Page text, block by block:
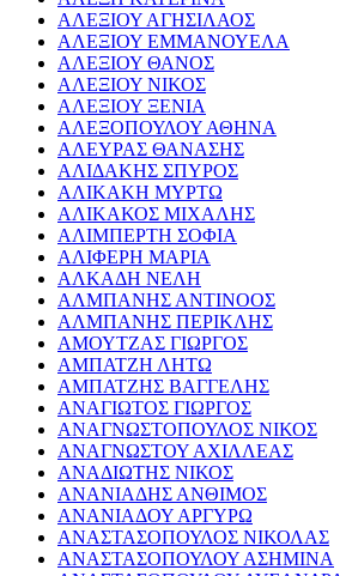
ΑΛΕΞΙΟΥ ΑΓΗΣΙΛΑΟΣ
ΑΛΕΞΙΟΥ ΕΜΜΑΝΟΥΕΛΑ
ΑΛΕΞΙΟΥ ΘΑΝΟΣ
ΑΛΕΞΙΟΥ ΝΙΚΟΣ
ΑΛΕΞΙΟΥ ΞΕΝΙΑ
ΑΛΕΞΟΠΟΥΛΟΥ ΑΘΗΝΑ
ΑΛΕΥΡΑΣ ΘΑΝΑΣΗΣ
ΑΛΙΔΑΚΗΣ ΣΠΥΡΟΣ
ΑΛΙΚΑΚΗ ΜΥΡΤΩ
ΑΛΙΚΑΚΟΣ ΜΙΧΑΛΗΣ
ΑΛΙΜΠΕΡΤΗ ΣΟΦΙΑ
ΑΛΙΦΕΡΗ ΜΑΡΙΑ
ΑΛΚΑΔΗ ΝΕΛΗ
ΑΛΜΠΑΝΗΣ ΑΝΤΙΝΟΟΣ
ΑΛΜΠΑΝΗΣ ΠΕΡΙΚΛΗΣ
ΑΜΟΥΤΖΑΣ ΓΙΩΡΓΟΣ
ΑΜΠΑΤΖΗ ΛΗΤΩ
ΑΜΠΑΤΖΗΣ ΒΑΓΓΕΛΗΣ
ΑΝΑΓΙΩΤΟΣ ΓΙΩΡΓΟΣ
ΑΝΑΓΝΩΣΤΟΠΟΥΛΟΣ ΝΙΚΟΣ
ΑΝΑΓΝΩΣΤΟΥ ΑΧΙΛΛΕΑΣ
ΑΝΑΔΙΩΤΗΣ ΝΙΚΟΣ
ΑΝΑΝΙΑΔΗΣ ΑΝΘΙΜΟΣ
ΑΝΑΝΙΑΔΟΥ ΑΡΓΥΡΩ
ΑΝΑΣΤΑΣΟΠΟΥΛΟΣ ΝΙΚΟΛΑΣ
ΑΝΑΣΤΑΣΟΠΟΥΛΟΥ ΑΣΗΜΙΝΑ